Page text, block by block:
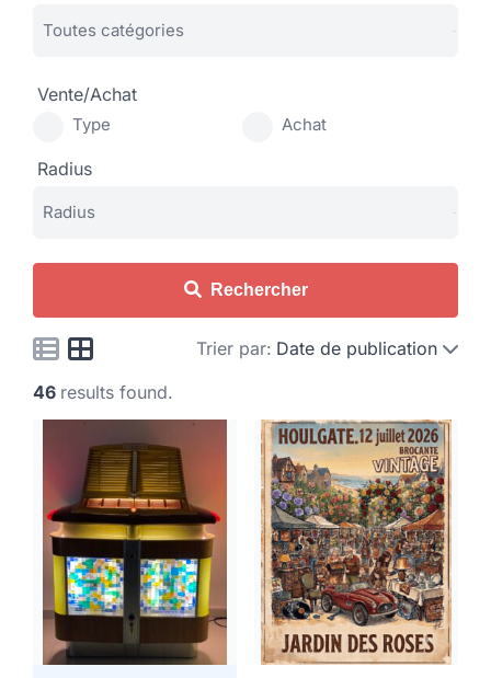
Vente/Achat
Type Achat
Radius
Rechercher
Trier par: Date de publication
46 results found.